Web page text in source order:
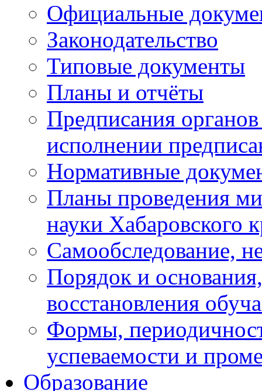
Официальные
Законодательство
Типовые документы
Планы и отчёты
Предписания
исполнении
Нормативные
Планы проведения
науки Хабаровского
Самообследование,
Порядок и
восстановления
Формы,
успеваемости и
Образование